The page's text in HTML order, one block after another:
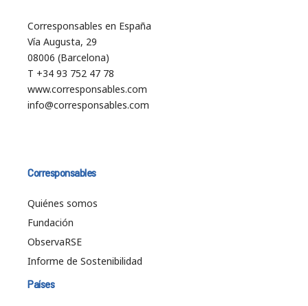
Corresponsables en España
Vía Augusta, 29
08006 (Barcelona)
T +34 93 752 47 78
www.corresponsables.com
info@corresponsables.com
Corresponsables
Quiénes somos
Fundación
ObservaRSE
Informe de Sostenibilidad
Países